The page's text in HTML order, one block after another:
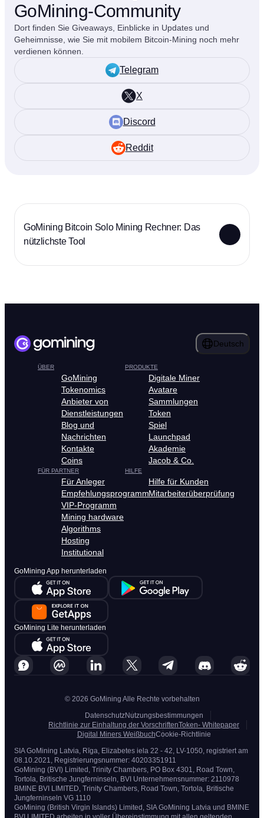
GoMining Bitcoin Solo Mining Rechner: Das
nützlichste Tool
GoMining-Community
Dort finden Sie Giveaways, Einblicke in Updates und
Geheimnisse, wie Sie mit mobilem Bitcoin-Mining noch mehr
verdienen können.
Telegram
X
Discord
Reddit
Deutsch
ÜBER
GoMining
Tokenomics
Anbieter von
Dienstleistungen
Blog und
Nachrichten
Kontakte
Coins
PRODUKTE
Digitale Miner
Avatare
Sammlungen
Token
Spiel
Launchpad
Akademie
Jacob & Co.
FÜR PARTNER
Für Anleger
Empfehlungsprogramm
VIP-Programm
Mining hardware
Algorithms
Hosting
Institutional
HILFE
Hilfe für Kunden
Mitarbeiterüberprüfung
GoMining App herunterladen
GoMining Lite herunterladen
© 2026 GoMining Alle Rechte vorbehalten
DatenschutzNutzungsbestimmungen
Richtlinie zur Einhaltung der VorschriftenToken- Whitepaper
Digital Miners WeißbuchCookie-Richtlinie
SIA GoMining Latvia, Rīga, Elizabetes iela 22 - 42, LV-1050, registriert am
08.10.2021, Registrierungsnummer: 40203351911
GoMining (BVI) Limited, Trinity Chambers, PO Box 4301, Road Town,
Tortola, Britische Jungferninseln, BVI Unternehmensnummer: 2110978
BMINE BVI LIMITED, Trinity Chambers, Road Town, Tortola, Britische
Jungferninseln VG 1110
GoMining (British Virgin Islands) Limited, SIA GoMining Latvia und BMINE